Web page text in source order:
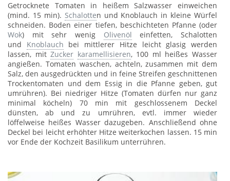
Getrocknete Tomaten in heißem Salzwasser einweichen
(mind. 15 min). Schalotten und Knoblauch in kleine Würfel
schneiden. Boden einer tiefen, beschichteten Pfanne (oder
Wok) mit sehr wenig Olivenöl einfetten, Schalotten
und Knoblauch bei mittlerer Hitze leicht glasig werden
lassen, mitZucker karamellisieren, 100 ml heißes Wasser
angießen. Tomaten waschen, achteln, zusammen mit dem
Salz, den ausgedrückten und in feine Streifen geschnittenen
Trockentomaten und dem Essig in die Pfanne geben, gut
umrühren). Bei niedriger Hitze (Tomaten dürfen nur ganz
minimal köcheln) 70 min mit geschlossenem Deckel
dünsten, ab und zu umrühren, evtl. immer wieder
löffelweise heißes Wasser dazugeben. Anschließend ohne
Deckel bei leicht erhöhter Hitze weiterkochen lassen. 15 min
vor Ende der Kochzeit Basilikum unterrühren.